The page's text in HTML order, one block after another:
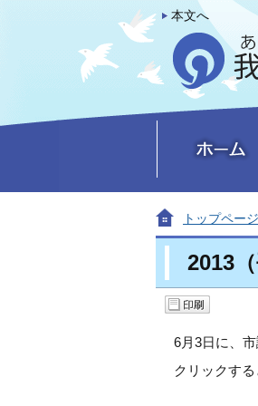
本文へ
トップページ
2013
6月3日に、
クリックす